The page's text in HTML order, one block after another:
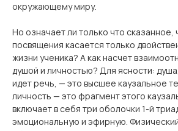
окружающему миру.
Но означает ли только что сказанное,
посвящения касается только
жизни ученика? А как насчет
душой и личностью? Для ясности:
идет речь, — это высшее каузальное
личность — это фрагмент этого
включает в себя три оболочки 1-й
эмоциональную и эфирную.